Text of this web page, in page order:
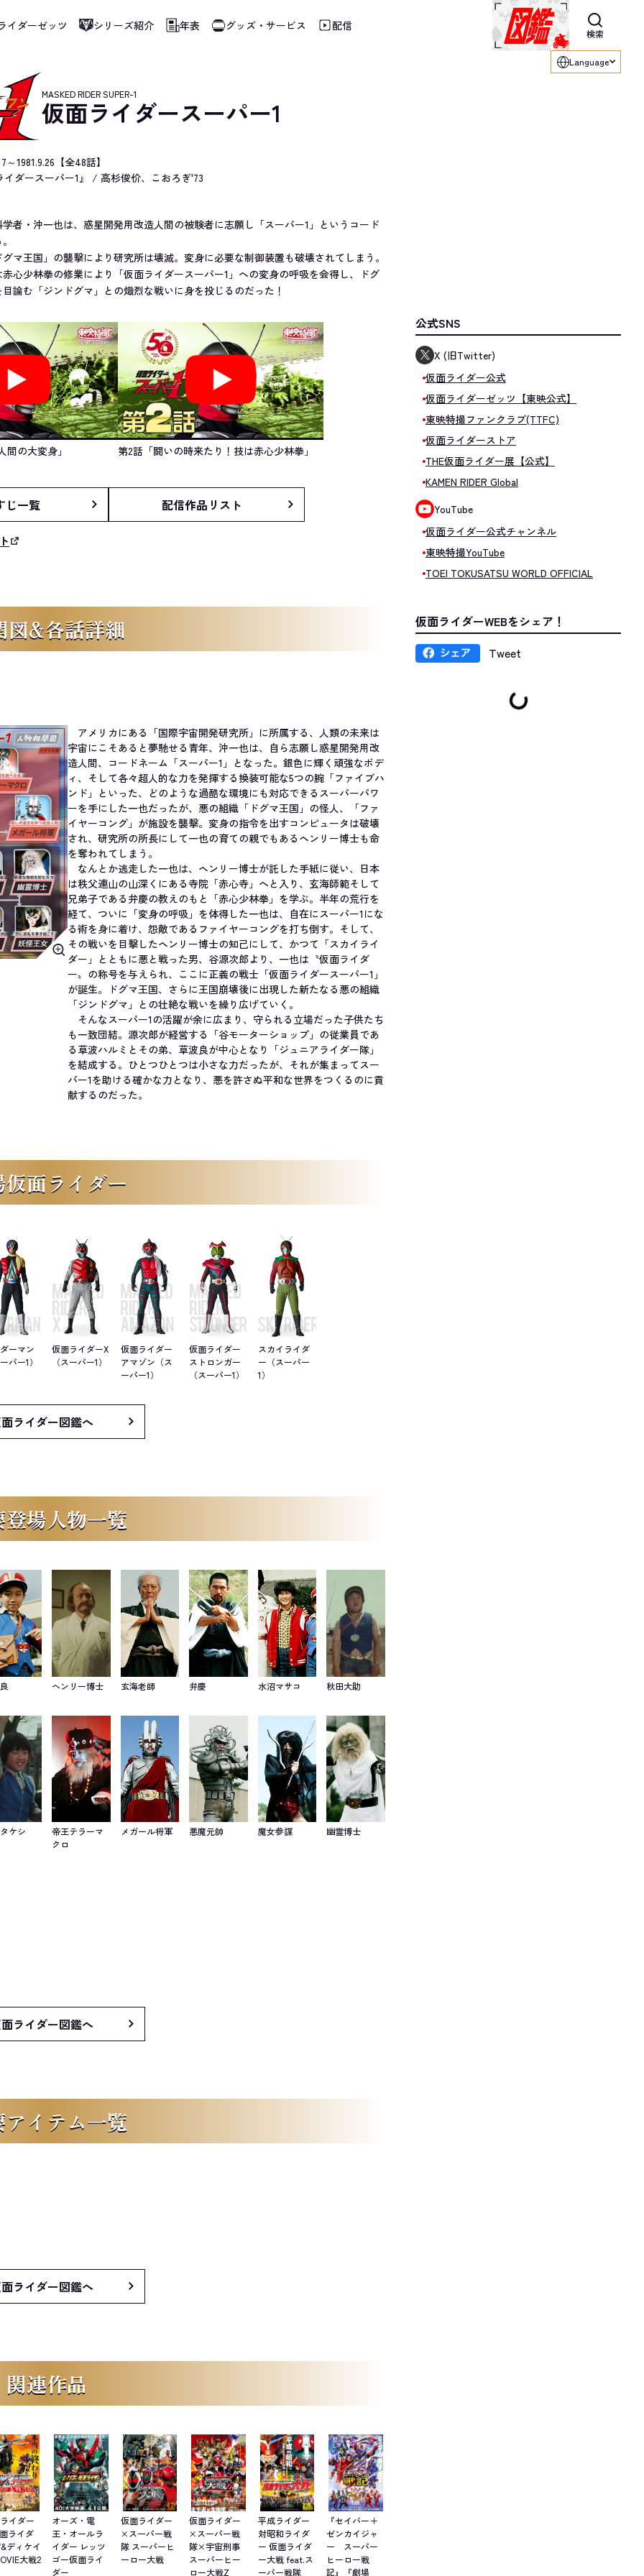
イダーゼッツ シリーズ紹介 年表 グッズ・サービス 配信
検索
しています。指定した言語に切り替わらないページは、ブラウザの翻訳機能をご利用ください。
Language
MASKED RIDER SUPER-1
仮面ライダースーパー1
～1981.9.26【全48話】
イダースーパー1』 / 高杉俊价、こおろぎ'73
者・沖一也は、惑星開発用改造人間の被験者に志願し「スーパー1」というコード
マ王国」の襲撃により研究所は壊滅。変身に必要な制御装置も破壊されてしまう。
心少林拳の修業により「仮面ライダースーパー1」への変身の呼吸を会得し、ドグ
論む「ジンドグマ」との熾烈な戦いに身を投じるのだった！
間の大変身」 第2話「闘いの時来たり！技は赤心少林拳」
じ一覧 配信作品リスト
図&各話詳細
アメリカにある「国際宇宙開発研究所」に所属する、人類の未来は
宇宙にこそあると夢馳せる青年、沖一也は、自ら志願し惑星開発用改
造人間、コードネーム「スーパー1」となった。銀色に輝く頑強なボデ
ィ、そして各々超人的な力を発揮する換装可能な5つの腕「ファイブハ
ンド」といった、どのような過酷な環境にも対応できるスーパーパワ
ーを手にした一也だったが、悪の組織「ドグマ王国」の怪人、「ファ
イヤーコング」が施設を襲撃。変身の指令を出すコンピュータは破壊
され、研究所の所長にして一也の育ての親でもあるヘンリー博士も命
を奪われてしまう。
なんとか逃走した一也は、ヘンリー博士が託した手紙に従い、日本
は秩父連山の山深くにある寺院「赤心寺」へと入り、玄海師範そして
兄弟子である弁慶の教えのもと「赤心少林拳」を学ぶ。半年の荒行を
経て、ついに「変身の呼吸」を体得した一也は、自在にスーパー1にな
る術を身に着け、怨敵であるファイヤーコングを打ち倒す。そして、
その戦いを目撃したヘンリー博士の知己にして、かつて「スカイライ
ダー」とともに悪と戦った男、谷源次郎より、一也は〝仮面ライダ
ー〟の称号を与えられ、ここに正義の戦士「仮面ライダースーパー1」
が誕生。ドグマ王国、さらに王国崩壊後に出現した新たなる悪の組織
「ジンドグマ」との壮絶な戦いを繰り広げていく。
そんなスーパー1の活躍が余に広まり、守られる立場だった子供たち
も一致団結。源次郎が経営する「谷モーターショップ」の従業員であ
る草波ハルミとその弟、草波良が中心となり「ジュニアライダー隊」
を結成する。ひとつひとつは小さな力だったが、それが集まってスー
パー1を助ける確かな力となり、悪を許さぬ平和な世界をつくるのに貢
献するのだった。
仮面ライダー
ーマン
パー1）
仮面ライダーX
（スーパー1）
仮面ライダー
アマゾン（ス
ーパー1）
仮面ライダー
ストロンガー
（スーパー1）
スカイライダ
ー（スーパー
1）
ライダー図鑑へ
登場人物一覧
ヘンリー博士 玄海老師 弁慶 水沼マサコ 秋田大助
ケシ
帝王テラーマ
クロ
メガール将軍 悪魔元帥 魔女参謀 幽霊博士
ライダー図鑑へ
アイテム一覧
ライダー図鑑へ
関連作品
イダー
ライダ
ディケイ
大戦2
オーズ・電
王・オールラ
イダー レッツ
ゴー仮面ライ
ダー
仮面ライダー
×スーパー戦
隊 スーパーヒ
ーロー大戦
仮面ライダー
×スーパー戦
隊×宇宙刑事
スーパーヒー
ロー大戦Z
平成ライダー
対昭和ライダ
ー 仮面ライダ
ー大戦 feat.ス
ーパー戦隊
『セイバー＋
ゼンカイジャ
ー スーパー
ヒーロー戦
記』『劇場
公式SNS
X (旧Twitter)
仮面ライダー公式
仮面ライダーゼッツ【東映公式】
東映特撮ファンクラブ(TTFC)
仮面ライダーストア
THE仮面ライダー展【公式】
KAMEN RIDER Global
YouTube
仮面ライダー公式チャンネル
東映特撮YouTube
TOEI TOKUSATSU WORLD OFFICIAL
仮面ライダーWEBをシェア！
Tweet